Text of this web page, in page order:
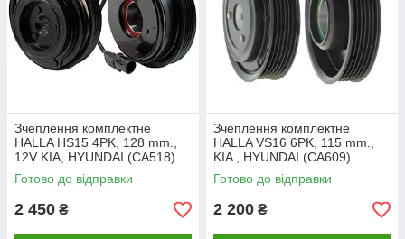
Зчеплення комплектне
HALLA HS15 4PK, 128 mm.,
12V KIA, HYUNDAI (CA518)
Готово до відправки
2 450 ₴
Зчеплення комплектне
HALLA VS16 6PK, 115 mm.,
KIA , HYUNDAI (CA609)
Готово до відправки
2 200 ₴